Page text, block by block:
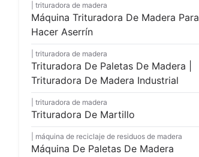
trituradora de madera
Máquina Trituradora De Madera Para
Hacer Aserrín
trituradora de madera
Trituradora De Paletas De Madera |
Trituradora De Madera Industrial
trituradora de madera
Trituradora De Martillo
máquina de reciclaje de residuos de madera
Máquina De Paletas De Madera